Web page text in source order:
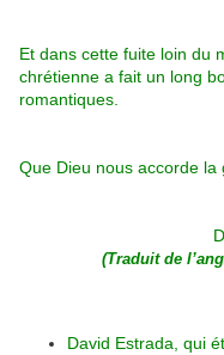
Et dans cette fuite loin du
chrétienne a fait un long
romantiques.
Que Dieu nous accorde la
(Traduit de
David Estrada, qui